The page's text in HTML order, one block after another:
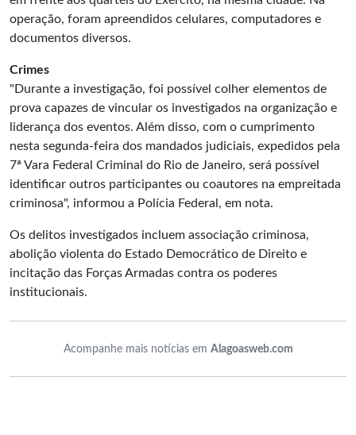
operação, foram apreendidos celulares, computadores e
documentos diversos.
Crimes
"Durante a investigação, foi possível colher elementos de
prova capazes de vincular os investigados na organização e
liderança dos eventos. Além disso, com o cumprimento
nesta segunda-feira dos mandados judiciais, expedidos pela
7ª Vara Federal Criminal do Rio de Janeiro, será possível
identificar outros participantes ou coautores na empreitada
criminosa", informou a Polícia Federal, em nota.
Os delitos investigados incluem associação criminosa,
abolição violenta do Estado Democrático de Direito e
incitação das Forças Armadas contra os poderes
institucionais.
Acompanhe mais notícias em Alagoasweb.com